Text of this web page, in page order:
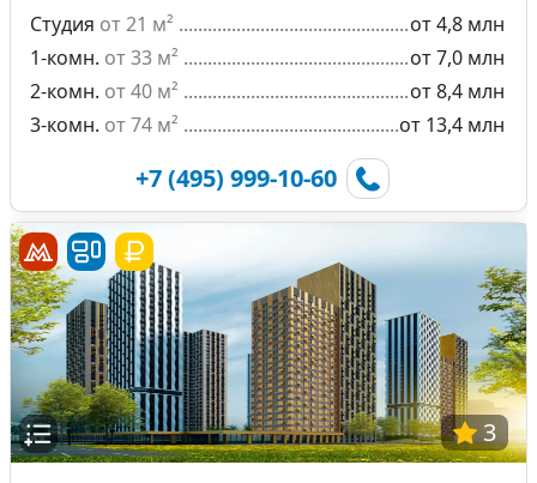
Студия от 21 м²
от 4,8 млн
1-комн. от 33 м²
от 7,0 млн
2-комн. от 40 м²
от 8,4 млн
3-комн. от 74 м² от 13,4 млн
+7 (495) 999-10-60
3